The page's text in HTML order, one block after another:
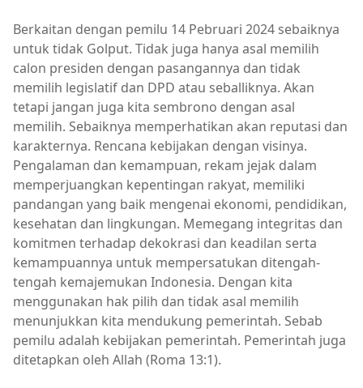
Berkaitan dengan pemilu 14 Pebruari 2024 sebaiknya
untuk tidak Golput. Tidak juga hanya asal memilih
calon presiden dengan pasangannya dan tidak
memilih legislatif dan DPD atau seballiknya. Akan
tetapi jangan juga kita sembrono dengan asal
memilih. Sebaiknya memperhatikan akan reputasi dan
karakternya. Rencana kebijakan dengan visinya.
Pengalaman dan kemampuan, rekam jejak dalam
memperjuangkan kepentingan rakyat, memiliki
pandangan yang baik mengenai ekonomi, pendidikan,
kesehatan dan lingkungan. Memegang integritas dan
komitmen terhadap dekokrasi dan keadilan serta
kemampuannya untuk mempersatukan ditengah-
tengah kemajemukan Indonesia. Dengan kita
menggunakan hak pilih dan tidak asal memilih
menunjukkan kita mendukung pemerintah. Sebab
pemilu adalah kebijakan pemerintah. Pemerintah juga
ditetapkan oleh Allah (Roma 13:1).